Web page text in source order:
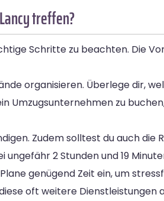
treffen?
Schritte zu beachten. Die
organisieren. Überlege dir,
Umzugsunternehmen zu
Zudem solltest du auch die
2 Stunden und 19
genügend Zeit ein, um
oft weitere Dienstleistungen